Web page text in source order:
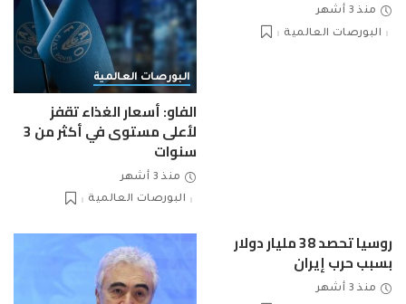
منذ 3 أشهر
البورصات العالمية
البورصات العالمية
الفاو: أسعار الغذاء تقفز
لأعلى مستوى في أكثر من 3
سنوات
منذ 3 أشهر
البورصات العالمية
روسيا تحصد 38 مليار دولار
بسبب حرب إيران
منذ 3 أشهر